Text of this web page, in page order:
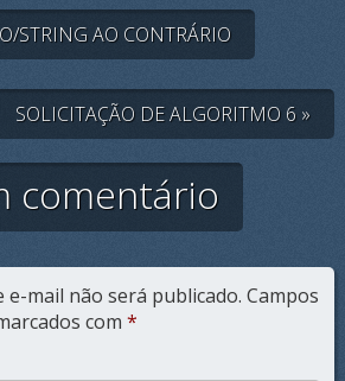
STRING AO CONTRÁRIO
SOLICITAÇÃO DE ALGORITMO 6 »
comentário
e-mail não será publicado. Campos
com *